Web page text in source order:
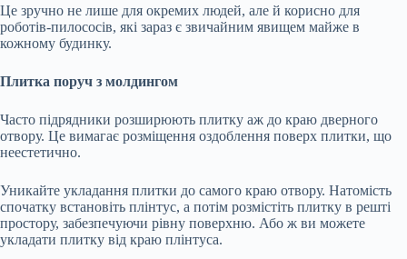
Це зручно не лише для окремих людей, але й корисно для
роботів-пилососів, які зараз є звичайним явищем майже в
кожному будинку.
Плитка поруч з молдингом
Часто підрядники розширюють плитку аж до краю дверного
отвору. Це вимагає розміщення оздоблення поверх плитки, що
неестетично.
Уникайте укладання плитки до самого краю отвору. Натомість
спочатку встановіть плінтус, а потім розмістіть плитку в решті
простору, забезпечуючи рівну поверхню. Або ж ви можете
укладати плитку від краю плінтуса.